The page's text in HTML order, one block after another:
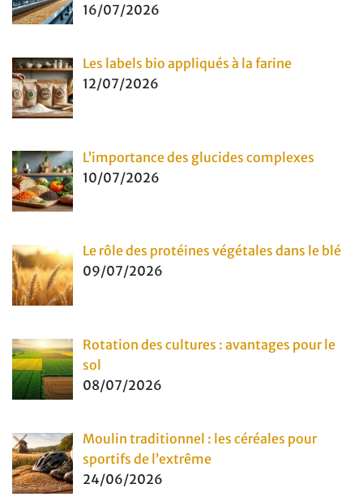
16/07/2026
Les labels bio appliqués à la farine
12/07/2026
L’importance des glucides complexes
10/07/2026
Le rôle des protéines végétales dans le blé
09/07/2026
Rotation des cultures : avantages pour le
sol
08/07/2026
Moulin traditionnel : les céréales pour
sportifs de l’extrême
24/06/2026